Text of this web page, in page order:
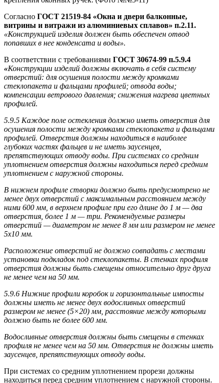
Согласно ГОСТ 21519-84 «Окна и двери балконные,
витрины и витражи из алюминиевых сплавов» п.2.11.
«Конструкцией изделия должен быть обеспечен отвод
попавших в нее конденсата и воды».
В соответствии с требованиями ГОСТ 30674-99 п.5.9.4
«Конструкции изделий должны включать в себя систему
отверстий: для осушения полости между кромками
стеклопакета и фальцами профилей; отвода воды;
компенсации ветрового давления; снижения нагрева цветных
профилей.
5.9.5 Каждое поле остекления должно иметь отверстия для
осушения полости между кромками стеклопакета и фальцами
профилей. Отверстия должны находиться в наиболее
глубоких частях фальцев и не иметь заусенцев,
препятствующих отводу воды. При системах со средним
уплотнением отверстия должны находиться перед средним
уплотнением с наружной стороны.
В нижнем профиле створки должно быть предусмотрено не
менее двух отверстий с максимальным расстоянием между
ними 600 мм, в верхнем профиле при его длине до 1 м — два
отверстия, более 1 м — три. Рекомендуемые размеры
отверстий — диаметром не менее 8 мм или размером не менее
5х10 мм.
Расположение отверстий не должно совпадать с местами
установки подкладок под стеклопакеты. В стенках профиля
отверстия должны быть смещены относительно друг друга
не менее чем на 50 мм.
5.9.6 Нижние профили коробок и горизонтальные импосты
должны иметь не менее двух водосливных отверстий
размером не менее (5×20) мм, расстояние между которыми
должно быть не более 600 мм.
Водосливные отверстия должны быть смещены в стенках
профиля не менее чем на 50 мм. Отверстия не должны иметь
заусенцев, препятствующих отводу воды.
При системах со средним уплотнением прорези должны
находиться перед средним уплотнением с наружной стороны.